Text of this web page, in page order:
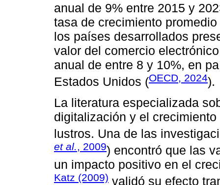
anual de 9% entre 2015 y
tasa de crecimiento
los países desarrollados
valor del comercio
anual de entre 8 y 10%, en
Estados Unidos (OECD, 2024).
La literatura especializada
digitalización y el
lustros. Una de las
et al., 2009) encontró que las
un impacto positivo en el
Katz (2009) validó su efecto